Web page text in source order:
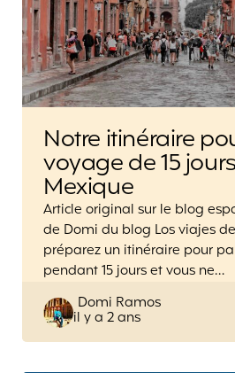
Notre itinéraire
voyage de 15
Mexique
Article original sur le blog
de Domi du blog Los viajes
préparez un itinéraire pour
pendant 15 jours et vous ne…
Posted
by
Domi Ramos
il y a 2 ans